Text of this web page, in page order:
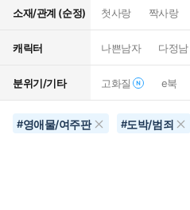
소재/관계 (순정) 첫사랑 짝사랑
캐릭터 나쁜남자 다정남
분위기/기타 고화질 e북
#영애물/여주판 #도박/범죄